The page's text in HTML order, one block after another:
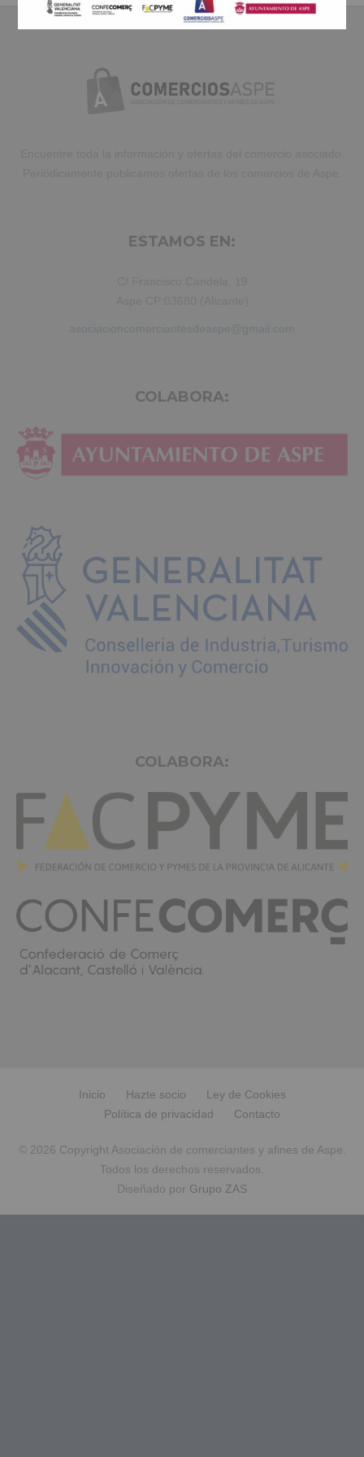
elit, sed do eiusmod tempor incididunt
ut labore et dolore magna aliqua. Ut
exercitation ullamco laboris nisi ut
aliquip ex ea commodo consequat.
Duis aute irure dolor in reprehenderit.
ESTAMOS EN:
asociacioncomerciantesdeaspe@gmail.com
COLABORA:
COLABORA:
Inicio Hazte socio
Ley de Cookies
Política de privacidad
Contacto
© 2026 Copyright Asociación de comerciantes y afines de Aspe.
Todos los derechos reservados.
Diseñado por Grupo ZAS